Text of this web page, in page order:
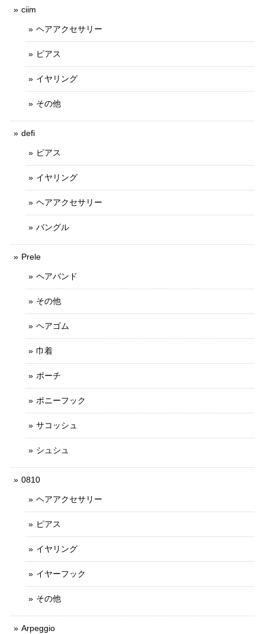
ciim
ヘアアクセサリー
ピアス
イヤリング
その他
defi
ピアス
イヤリング
ヘアアクセサリー
バングル
Prele
ヘアバンド
その他
ヘアゴム
巾着
ポーチ
ポニーフック
サコッシュ
シュシュ
0810
ヘアアクセサリー
ピアス
イヤリング
イヤーフック
その他
Arpeggio